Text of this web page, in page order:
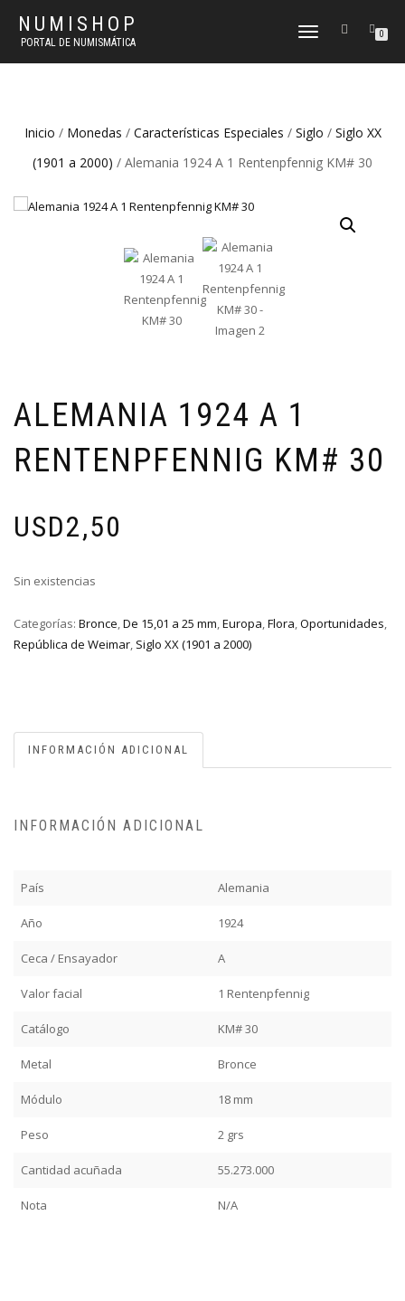
NUMISHOP
PORTAL DE NUMISMÁTICA
CAMBIAR
0
Inicio / Monedas / Características Especiales / Siglo / Siglo XX
(1901 a 2000) / Alemania 1924 A 1 Rentenpfennig KM# 30
ALEMANIA 1924 A 1
RENTENPFENNIG KM# 30
USD2,50
Sin existencias
Categorías: Bronce,De 15,01 a 25 mm,Europa,Flora,Oportunidades,
República de Weimar, Siglo XX (1901 a 2000)
INFORMACIÓN ADICIONAL
INFORMACIÓN ADICIONAL
País Alemania
Año 1924
Ceca / Ensayador A
Valor facial 1 Rentenpfennig
Catálogo KM# 30
Metal Bronce
Módulo 18 mm
Peso 2 grs
Cantidad acuñada 55.273.000
Nota N/A